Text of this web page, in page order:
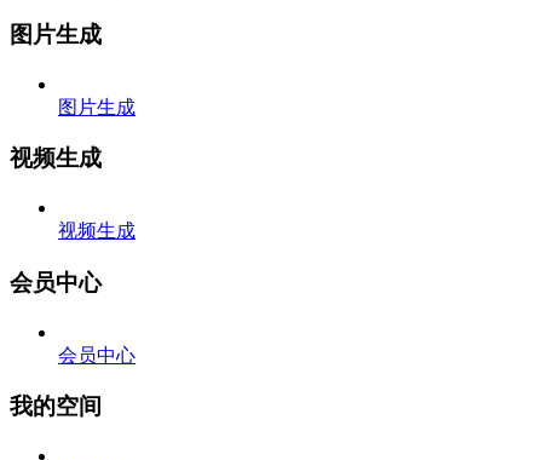
图片生成
图片生成
视频生成
视频生成
会员中心
会员中心
我的空间